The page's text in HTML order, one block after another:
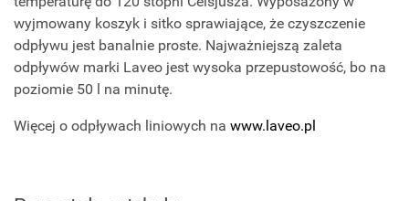
wyjmowany koszyk i sitko sprawiające, że czyszczenie
odpływu jest banalnie proste. Najważniejszą zaleta
odpływów marki Laveo jest wysoka przepustowość, bo na
poziomie 50 l na minutę.
Więcej o odpływach liniowych na www.laveo.pl